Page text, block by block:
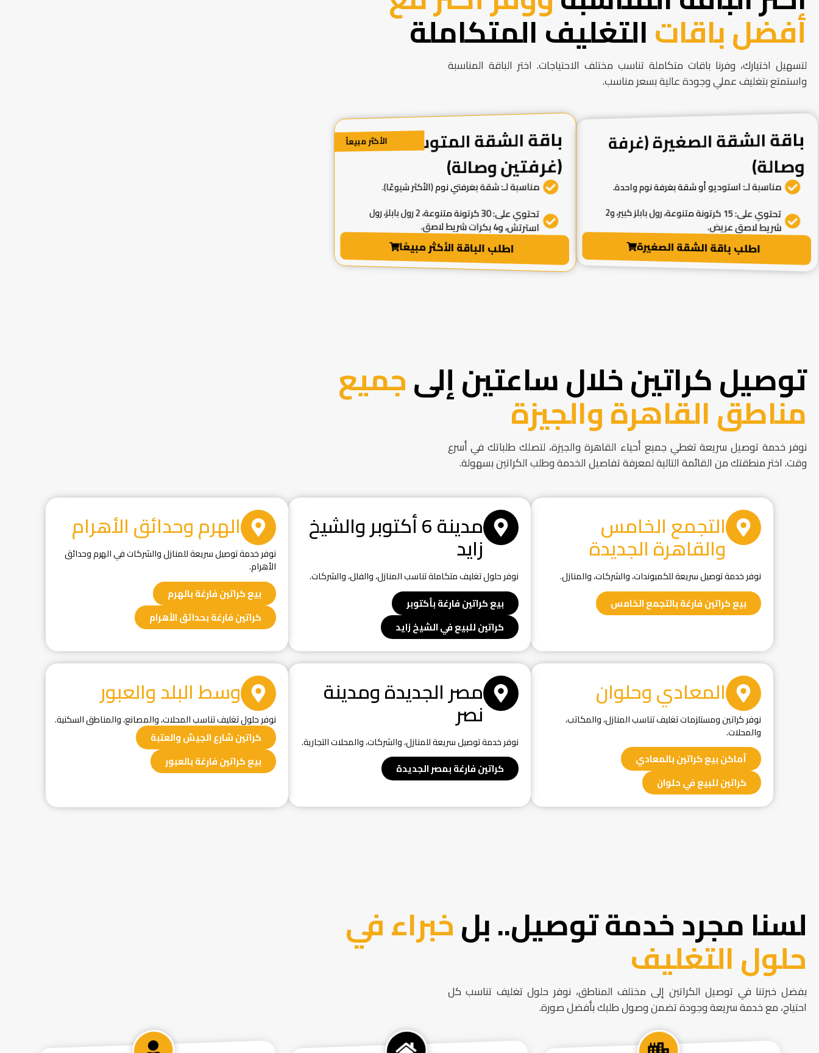
أفضل باقاتالتغليف المتكاملة
لتسهيل اختيارك، وفرنا باقات متكاملة تناسب مختلف الاحتياجات. اختر الباقة المناسبة
واستمتع بتغليف عملي وجودة عالية بسعر مناسب.
باقة الشقة الصغيرة (غرفة
وصالة)
مناسبة لـ: استوديو أو شقة بغرفة نوم واحدة.
تحتوي على: 15 كرتونة متنوعة، رول بابلز كبير، و2
شريط لاصق عريض.
اطلب باقة الشقة الصغيرة
باقة الشقة المتوسطة
(غرفتين وصالة)
الأكثر مبيعاً
مناسبة لـ: شقة بغرفتي نوم (الأكثر شيوعًا).
تحتوي على: 30 كرتونة متنوعة، 2 رول بابلز، رول
استرتش، و4 بكرات شريط لاصق.
اطلب الباقة الأكثر مبيعًا
توصيل كراتين خلال ساعتين إلىجميع
مناطق القاهرة والجيزة
نوفر خدمة توصيل سريعة تغطي جميع أحياء القاهرة والجيزة، لتصلك طلباتك في أسرع
وقت. اختر منطقتك من القائمة التالية لمعرفة تفاصيل الخدمة وطلب الكراتين بسهولة.
التجمع الخامس
والقاهرة الجديدة
نوفر خدمة توصيل سريعة للكمبوندات، والشركات، والمنازل.
بيع كراتين فارغة بالتجمع الخامس
مدينة 6 أكتوبر والشيخ
زايد
نوفر حلول تغليف متكاملة تناسب المنازل، والفلل، والشركات.
بيع كراتين فارغة بأكتوبر
كراتين للبيع في الشيخ زايد
الهرم وحدائق الأهرام
نوفر خدمة توصيل سريعة للمنازل والشركات في الهرم وحدائق
الأهرام.
بيع كراتين فارغة بالهرم
كراتين فارغة بحدائق الأهرام
المعادي وحلوان
نوفر كراتين ومستلزمات تغليف تناسب المنازل، والمكاتب،
والمحلات.
أماكن بيع كراتين بالمعادي
كراتين للبيع في حلوان
مصر الجديدة ومدينة
نصر
نوفر خدمة توصيل سريعة للمنازل، والشركات، والمحلات التجارية.
كراتين فارغة بمصر الجديدة
وسط البلد والعبور
نوفر حلول تغليف تناسب المحلات، والمصانع، والمناطق السكنية.
كراتين شارع الجيش والعتبة
بيع كراتين فارغة بالعبور
لسنا مجرد خدمة توصيل.. بلخبراء في
حلول التغليف
بفضل خبرتنا في توصيل الكراتين إلى مختلف المناطق، نوفر حلول تغليف تناسب كل
احتياج، مع خدمة سريعة وجودة تضمن وصول طلبك بأفضل صورة.